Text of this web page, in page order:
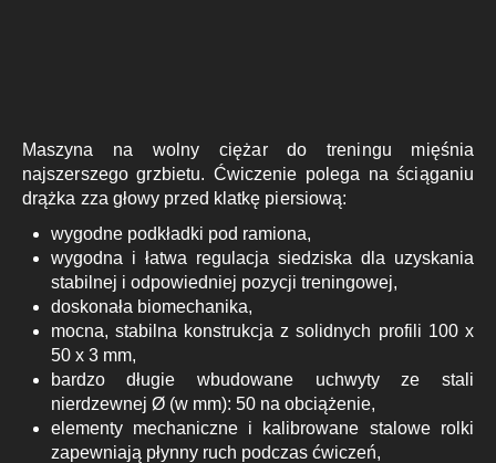
Maszyna na wolny ciężar do treningu mięśnia
najszerszego grzbietu. Ćwiczenie polega na ściąganiu
drążka zza głowy przed klatkę piersiową:
wygodne podkładki pod ramiona,
wygodna i łatwa regulacja siedziska dla uzyskania
stabilnej i odpowiedniej pozycji treningowej,
doskonała biomechanika,
mocna, stabilna konstrukcja z solidnych profili 100 x
50 x 3 mm,
bardzo długie wbudowane uchwyty ze stali
nierdzewnej Ø (w mm): 50 na obciążenie,
elementy mechaniczne i kalibrowane stalowe rolki
zapewniają płynny ruch podczas ćwiczeń,